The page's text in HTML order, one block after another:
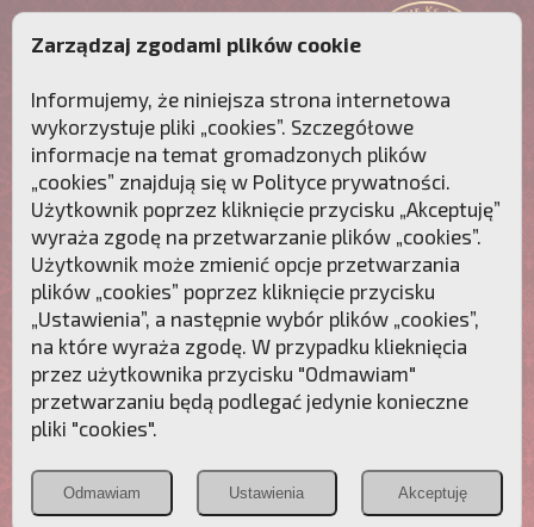
Przebudźmy sumienia Polaków!
Polonia
Christiana
PCh24.pl
Przymierze
POZNAJ APOSTOLAT FATIMY WESPRZYJ
Zarządzaj zgodami plików cookie
Informujemy, że niniejsza strona internetowa
wykorzystuje pliki „cookies”. Szczegółowe
informacje na temat gromadzonych plików
„cookies” znajdują się w Polityce prywatności.
Użytkownik poprzez kliknięcie przycisku „Akceptuję”
wyraża zgodę na przetwarzanie plików „cookies”.
Użytkownik może zmienić opcje przetwarzania
plików „cookies” poprzez kliknięcie przycisku
„Ustawienia”, a następnie wybór plików „cookies”,
na które wyraża zgodę. W przypadku klieknięcia
przez użytkownika przycisku "Odmawiam"
przetwarzaniu będą podlegać jedynie konieczne
pliki "cookies".
Odmawiam Ustawienia Akceptuję